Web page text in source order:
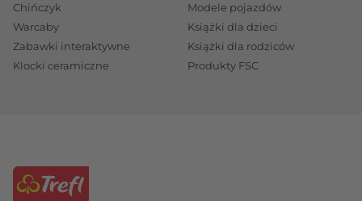
Chińczyk
Warcaby
Zabawki interaktywne
Klocki ceramiczne
Modele pojazdów
Książki dla dzieci
Książki dla rodziców
Produkty FSC